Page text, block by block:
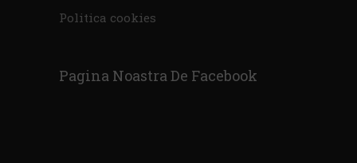
Politica cookies
Pagina Noastra De Facebook